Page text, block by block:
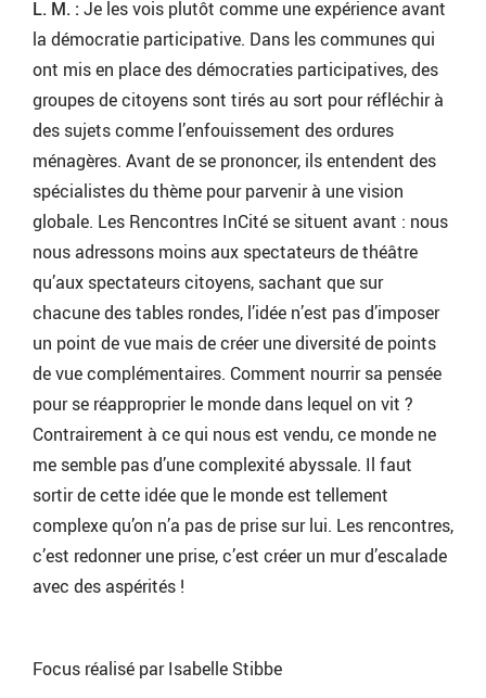
L. M. : Je les vois plutôt comme une expérience avant
la démocratie participative. Dans les communes qui
ont mis en place des démocraties participatives, des
groupes de citoyens sont tirés au sort pour réfléchir à
des sujets comme l’enfouissement des ordures
ménagères. Avant de se prononcer, ils entendent des
spécialistes du thème pour parvenir à une vision
globale. Les Rencontres InCité se situent avant : nous
nous adressons moins aux spectateurs de théâtre
qu’aux spectateurs citoyens, sachant que sur
chacune des tables rondes, l’idée n’est pas d’imposer
un point de vue mais de créer une diversité de points
de vue complémentaires. Comment nourrir sa pensée
pour se réapproprier le monde dans lequel on vit ?
Contrairement à ce qui nous est vendu, ce monde ne
me semble pas d’une complexité abyssale. Il faut
sortir de cette idée que le monde est tellement
complexe qu’on n’a pas de prise sur lui. Les rencontres,
c’est redonner une prise, c’est créer un mur d’escalade
avec des aspérités !
Focus réalisé par Isabelle Stibbe